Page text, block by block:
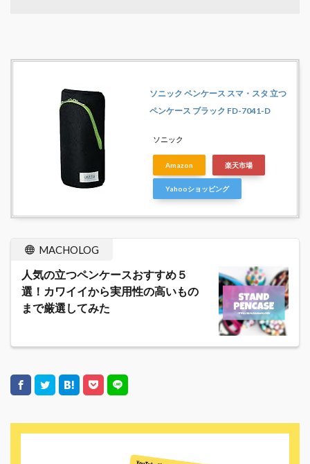
ソニック ペンケース スマ・スタ 立つ
ペンケース ブラック FD-7041-D
ソニック
Amazon 楽天市場
Yahooショッピング
MACHOLOG
人気の立つペンケースおすすめ５
選！カワイイから実用性の高いもの
まで厳選してみた